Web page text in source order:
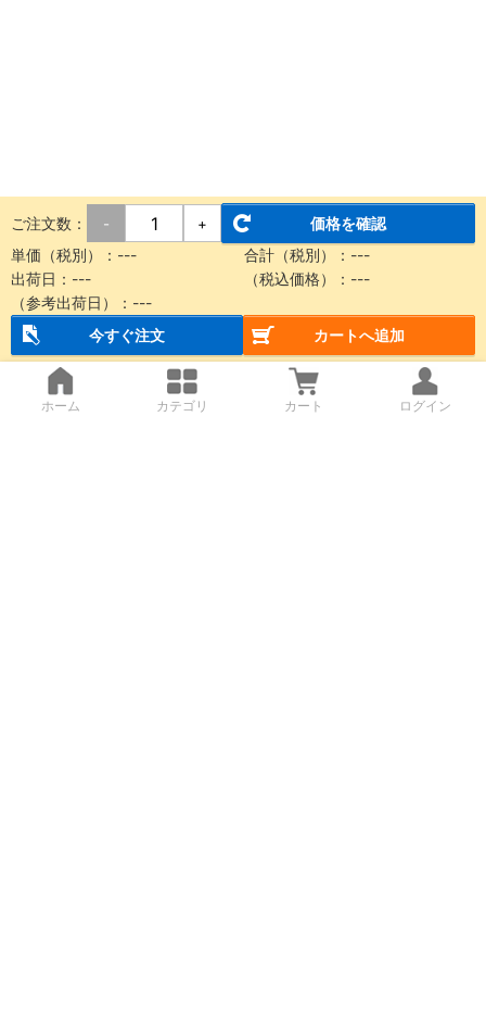
ご注文数： - +
価格を確認
単価（税別）： --- 合計（税別）： ---
出荷日： --- （税込価格）： ---
（参考出荷日）： ---
今すぐ注文
カートへ追加
ホーム カテゴリ カート ログイン